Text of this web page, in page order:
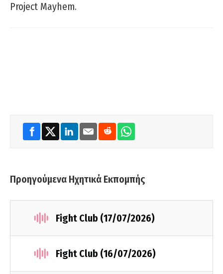
Project Mayhem.
Προηγούμενα Ηχητικά Εκπομπής
Fight Club (17/07/2026)
Fight Club (16/07/2026)